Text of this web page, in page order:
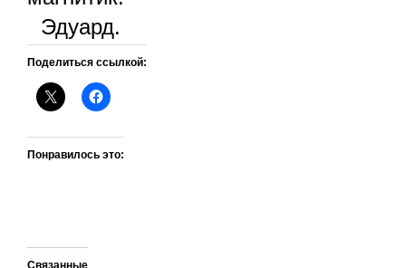
Эдуард.
Поделиться ссылкой:
Понравилось это:
Связанные